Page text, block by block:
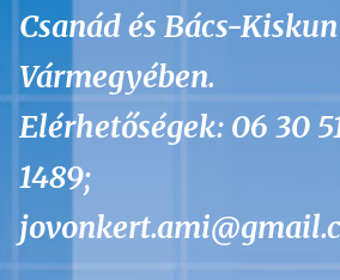
Csanád és Bács-Kiskun
Vármegyében.
Elérhetőségek: 06 30
1489;